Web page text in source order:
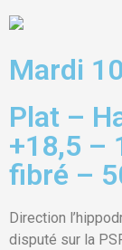
Mardi
Plat –
+18,5 –
fibré –
Direction
disputé sur la